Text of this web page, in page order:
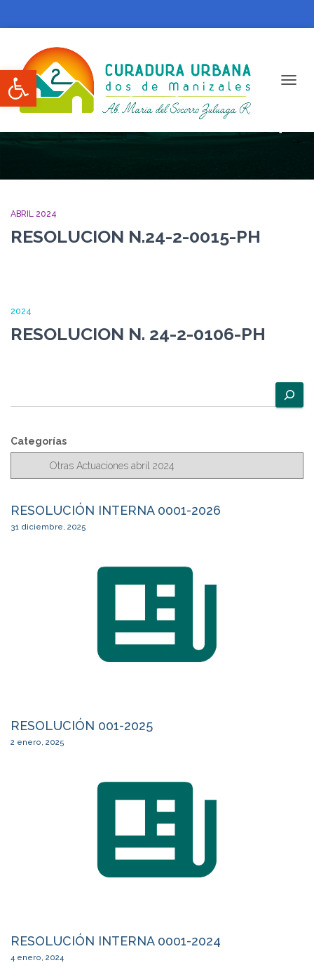
Abrir barra de herramientas
Otras Actuaciones abril 2024
ABRIL 2024
RESOLUCION N.24-2-0015-PH
2024
RESOLUCION N. 24-2-0106-PH
u
c
a
Categorías
RESOLUCIÓN INTERNA 0001-2026
31 diciembre, 2025
RESOLUCIÓN 001-2025
2 enero, 2025
RESOLUCIÓN INTERNA 0001-2024
4 enero, 2024